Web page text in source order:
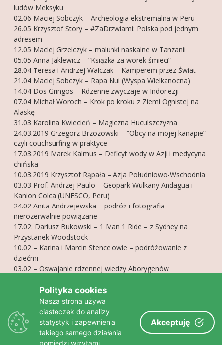
ludów Meksyku
02.06 Maciej Sobczyk – Archeologia ekstremalna w Peru
26.05 Krzysztof Story – #ZaDrzwiami: Polska pod jednym
adresem
12.05 Maciej Grzelczyk – malunki naskalne w Tanzanii
05.05 Anna Jaklewicz – “Książka za worek śmieci”
28.04 Teresa i Andrzej Walczak – Kamperem przez Świat
21.04 Maciej Sobczyk – Rapa Nui (Wyspa Wielkanocna)
14.04 Dos Gringos – Rdzenne zwyczaje w Indonezji
07.04 Michał Woroch – Krok po kroku z Ziemi Ognistej na
Alaskę
31.03 Karolina Kwiecień – Magiczna Huculszczyzna
24.03.2019 Grzegorz Brzozowski – “Obcy na mojej kanapie”
czyli couchsurfing w praktyce
17.03.2019 Marek Kalmus – Deficyt wody w Azji i medycyna
chińska
10.03.2019 Krzysztof Rąpała – Azja Południowo-Wschodnia
03.03 Prof. Andrzej Paulo – Geopark Wulkany Andagua i
Kanion Colca (UNESCO, Peru)
24.02 Anita Andrzejewska – podróż i fotografia
nierozerwalnie powiązane
17.02. Dariusz Bukowski – 1 Man 1 Ride – z Sydney na
Przystanek Woodstock
10.02 – Karina i Marcin Stencelowie – podróżowanie z
dziećmi
03.02 – Oswajanie rdzennej wiedzy Aborygenów
20.01 Michał Korta – lekcje wrażliwości czyli postrzeganie
świata obiektywem
13.01 Kris Jaxa Kwiatkowski – Globalizm vs kultury pierwotne
6.01 Mateusz Waligóra – wyczyn? Pokonać siebie!
Polityka cookies
Nasza strona używa
ciasteczek do analizy
statystyk i zapewnienia
takiego samego działania
pomiędzi wizytami.
Akceptuję